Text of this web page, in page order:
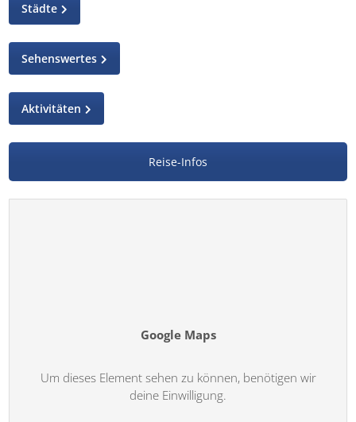
Städte
Sehenswertes
Aktivitäten
Reise-Infos
Google Maps
Um dieses Element sehen zu können, benötigen wir
deine Einwilligung.